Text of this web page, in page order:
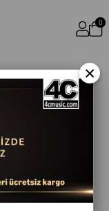
0
KLASİK
×